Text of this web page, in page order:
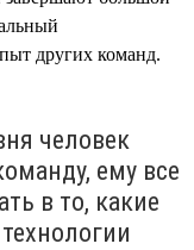
других команд.
человек
ему все
в то, какие